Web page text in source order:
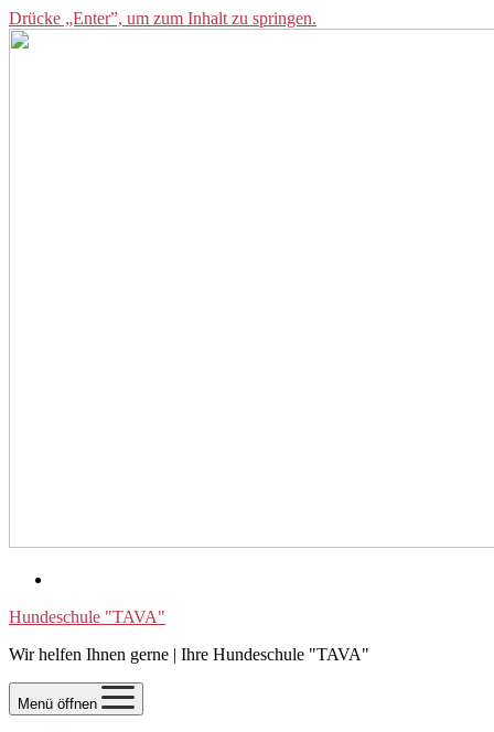
Drücke „Enter”, um zum Inhalt zu springen.
Hundeschule "TAVA"
Wir helfen Ihnen gerne | Ihre Hundeschule "TAVA"
Menü öffnen